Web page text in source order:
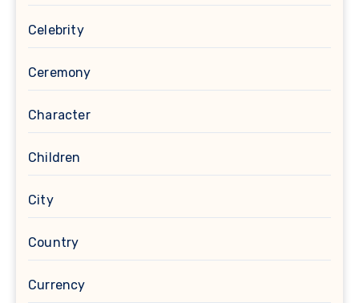
Celebrity
Ceremony
Character
Children
City
Country
Currency